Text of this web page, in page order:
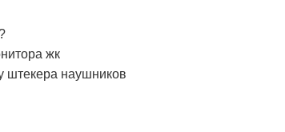
жк
штекера наушников